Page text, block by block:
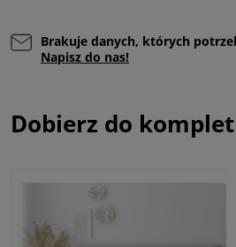
Brakuje danych, których
Napisz do nas!
Dobierz do